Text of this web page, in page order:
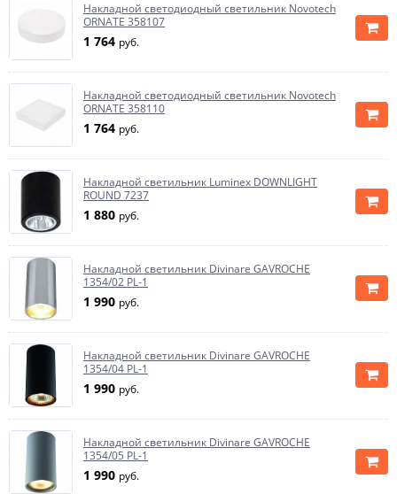
Накладной светодиодный светильник Novotech
ORNATE 358107
1 764 руб.
Накладной светодиодный светильник Novotech
ORNATE 358110
1 764 руб.
Накладной светильник Luminex DOWNLIGHT
ROUND 7237
1 880 руб.
Накладной светильник Divinare GAVROCHE
1354/02 PL-1
1 990 руб.
Накладной светильник Divinare GAVROCHE
1354/04 PL-1
1 990 руб.
Накладной светильник Divinare GAVROCHE
1354/05 PL-1
1 990 руб.